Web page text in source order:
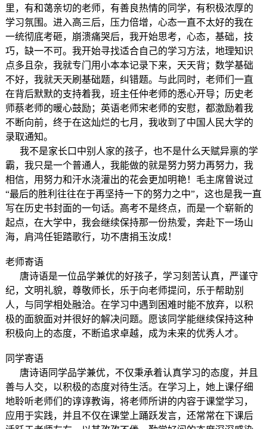
里，有和蔼亲切的老师，有善良热情的同学，有积极浓厚的
学习氛围。进入高三后，压力倍增，心态一直不太好的我在
一统彻底考砸，崩溃痛哭后，我开始思考，心态，基础，技
巧，缺一不可。我开始寻找适合自己的学习方法，地理知识
点多且杂，我就专门用小本本记录下来，天天背；数学基础
不好，我就天天刷基础题，纠错题。与此同时，老师们一直
在背后默默的支持着我，班主任仲老师的悉心开导；历史老
师蔡老师的暖心鼓励；英语老师宋老师的安慰，都激励着我
不断向前，终于在这灿烂的七月，我收到了中国人民大学的
录取通知。
我不是家长口中别人家的孩子，也不是什么天赋异禀的学
霸，我只是一个普通人，我能做的就是努力努力再努力，我
相信，用努力和汗水浇灌出的花会更加明艳！毛主席曾说过
“最后的胜利往往在于再坚持一下的努力之中”，这也是我一直
写在历史书封面的一句话。高考不是终点，而是一个崭新的
起点，在大学中，我会继续保持那一份热爱，奔赴下一场山
海，肩鸿任钜踏歌行，功不唐捐玉汝成！
老师寄语
唐诗语是一位品学兼优的好孩子，学习刻苦认真，严谨守
纪，文明礼貌，尊敬师长，乐于向老师提问，乐于帮助别
人，与同学相处融洽。在学习中遇到困难时能不放弃，以积
极的面貌面对并很好的解决问题。愿该同学能继续保持这种
积极向上的态度，不断追求卓越，成为未来的优秀人才。
同学寄语
唐诗语同学品学兼优，不仅秉承着认真学习的态度，并且
善与人交，以积极的态度对待生活。在学习上，她上课仔细
地聆听老师们的谆谆教诲，将老师所讲的内容于课堂学习，
应用于实践，并且不仅在课堂上踊跃发言，还常常在下课后